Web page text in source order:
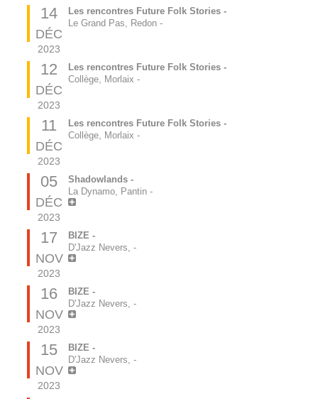
14
DÉC
2023
Les rencontres Future Folk Stories -
Le Grand Pas, Redon -
12
DÉC
2023
Les rencontres Future Folk Stories -
Collège, Morlaix -
11
DÉC
2023
Les rencontres Future Folk Stories -
Collège, Morlaix -
05
DÉC
2023
Shadowlands -
La Dynamo, Pantin -
17
NOV
2023
BIZE -
D'Jazz Nevers, -
16
NOV
2023
BIZE -
D'Jazz Nevers, -
15
NOV
2023
BIZE -
D'Jazz Nevers, -